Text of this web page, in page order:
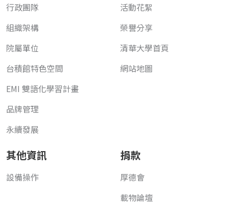
行政團隊
組織架構
院屬單位
台積館特色空間
EMI 雙語化學習計畫
品牌管理
永續發展
活動花絮
榮譽分享
清華大學首頁
網站地圖
其他資訊
設備操作
捐款
厚德會
載物論壇